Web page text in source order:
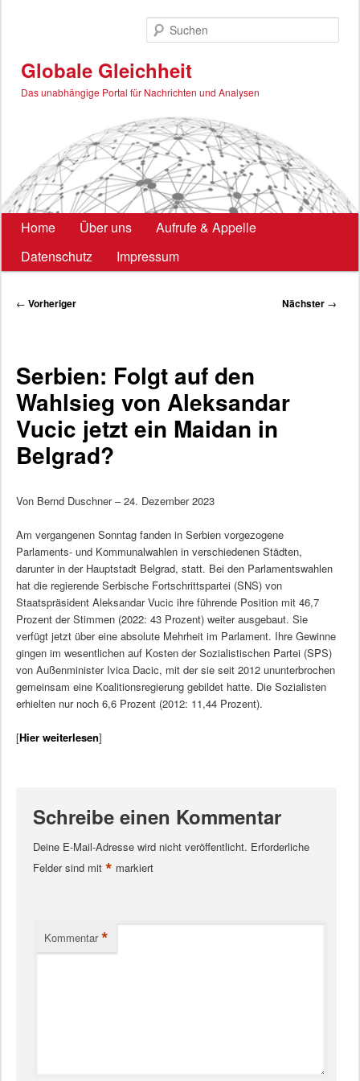
Globale Gleichheit
Das unabhängige Portal für Nachrichten und Analysen
Hauptmenü
Home Über uns
Aufrufe & Appelle
Datenschutz
Impressum
Beitragsnavigation
← Vorheriger Nächster →
Serbien: Folgt auf den
Wahlsieg von Aleksandar
Vucic jetzt ein Maidan in
Belgrad?
Von Bernd Duschner – 24. Dezember 2023
Am vergangenen Sonntag fanden in Serbien vorgezogene
Parlaments- und Kommunalwahlen in verschiedenen Städten,
darunter in der Hauptstadt Belgrad, statt. Bei den Parlamentswahlen
hat die regierende Serbische Fortschrittspartei (SNS) von
Staatspräsident Aleksandar Vucic ihre führende Position mit 46,7
Prozent der Stimmen (2022: 43 Prozent) weiter ausgebaut. Sie
verfügt jetzt über eine absolute Mehrheit im Parlament. Ihre Gewinne
gingen im wesentlichen auf Kosten der Sozialistischen Partei (SPS)
von Außenminister Ivica Dacic, mit der sie seit 2012 ununterbrochen
gemeinsam eine Koalitionsregierung gebildet hatte. Die Sozialisten
erhielten nur noch 6,6 Prozent (2012: 11,44 Prozent).
[Hier weiterlesen]
Schreibe einen Kommentar
Deine E-Mail-Adresse wird nicht veröffentlicht. Erforderliche
Felder sind mit * markiert
Kommentar *